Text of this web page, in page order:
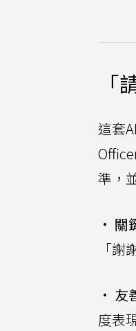
這套
準，
• 關
「
• 友
度表